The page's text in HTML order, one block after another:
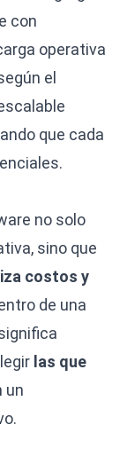
con
operativa
el
que cada
no solo
sino que
costos y
de una
las que
un